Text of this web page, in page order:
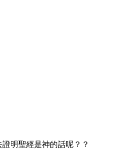
明聖經是神的話呢？？